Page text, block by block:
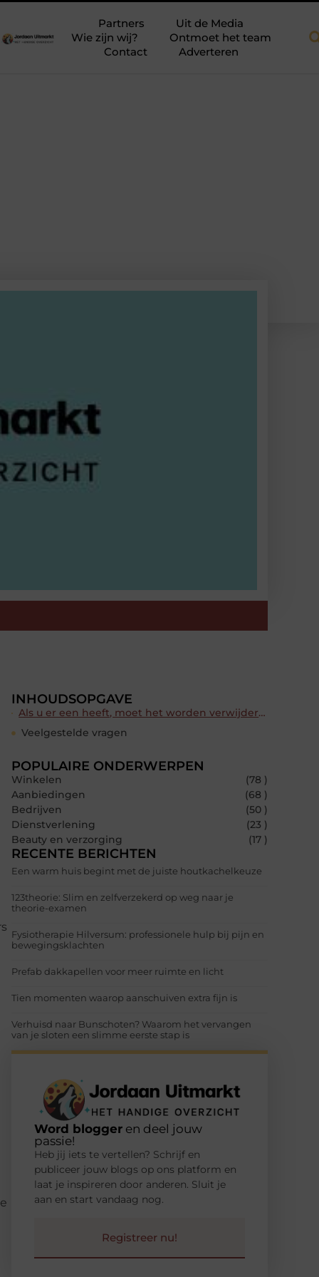
Partners
Uit de Media
Wie zijn wij?
Ontmoet het team
Contact
Adverteren
INHOUDSOPGAVE
Als u er een heeft, moet het worden verwijderd. Als je het niet verwijdert, vond het als zwerver en zou je zwaar kunnen boeten.
Veelgestelde vragen
POPULAIRE ONDERWERPEN
Winkelen
(78 )
Aanbiedingen
(68 )
Bedrijven
(50 )
Dienstverlening
(23 )
Beauty en verzorging
(17 )
RECENTE BERICHTEN
Een warm huis begint met de juiste houtkachelkeuze
123theorie: Slim en zelfverzekerd op weg naar je
theorie-examen
Fysiotherapie Hilversum: professionele hulp bij pijn en
bewegingsklachten
Prefab dakkapellen voor meer ruimte en licht
Tien momenten waarop aanschuiven extra fijn is
Verhuisd naar Bunschoten? Waarom het vervangen
van je sloten een slimme eerste stap is
Word blogger en deel jouw
passie!
Heb jij iets te vertellen? Schrijf en
publiceer jouw blogs op ons platform en
laat je inspireren door anderen. Sluit je
aan en start vandaag nog.
Registreer nu!